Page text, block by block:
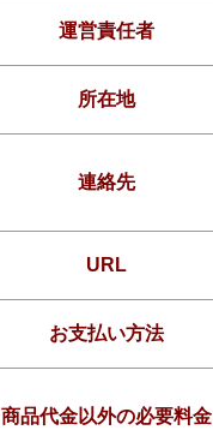
運営責任者
所在地
連絡先
URL
お支払い方法
商品代金以外の必要料金